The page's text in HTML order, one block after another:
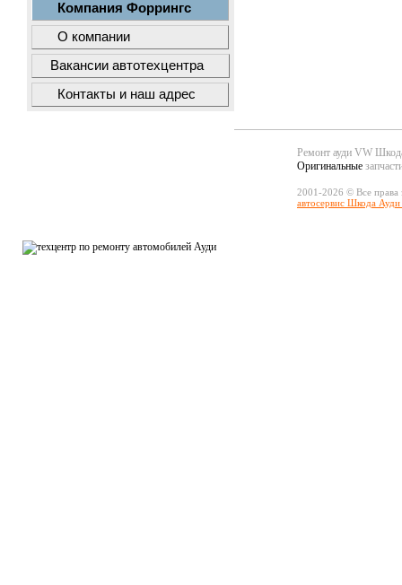
Компания Форрингс
О компании
Вакансии автотехцентра
Контакты и наш адрес
Ремонт ауди VW
Оригинальные
2001-2026 © Все
автосервис Шкода